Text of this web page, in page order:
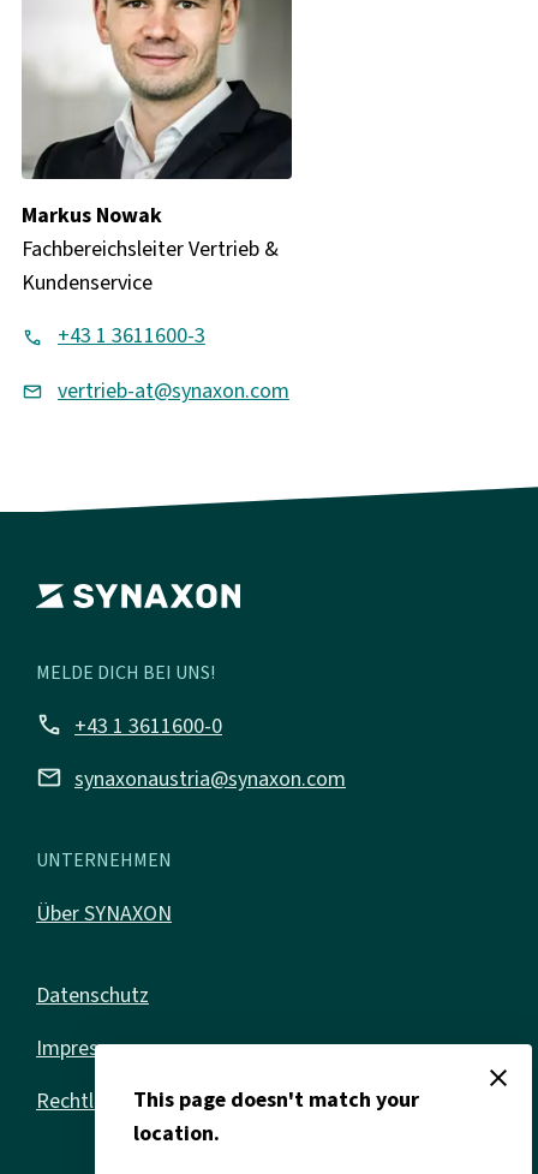
Markus Nowak
Fachbereichsleiter Vertrieb &
Kundenservice
+43 1 3611600-3
vertrieb-at@synaxon.com
MELDE DICH BEI UNS!
call +43 1 3611600-0
mail synaxonaustria@synaxon.com
UNTERNEHMEN
Über SYNAXON
Datenschutz
Impressum
Rechtliches
close
This page doesn't match your
location.